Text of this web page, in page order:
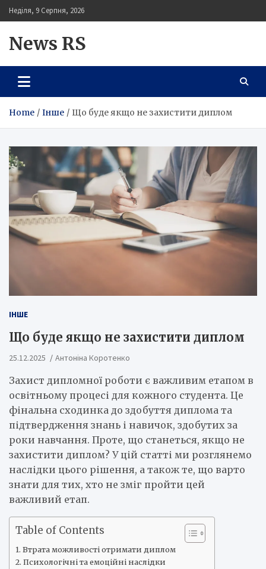
Skip
to
Неділя, 9 Серпня, 2026
News RS
Home Інше Що буде якщо не захистити диплом
ІНШЕ
Що буде якщо не захистити диплом
25.12.2025 Антоніна Коротенко
Захист дипломної роботи є важливим етапом в
освітньому процесі для кожного студента. Це
фінальна сходинка до здобуття диплома та
підтвердження знань і навичок, здобутих за
роки навчання. Проте, що станеться, якщо не
захистити диплом? У цій статті ми розглянемо
наслідки цього рішення, а також те, що варто
знати для тих, хто не зміг пройти цей
важливий етап.
Table of Contents
Втрата можливості отримати диплом
Психологічні та емоційні наслідки